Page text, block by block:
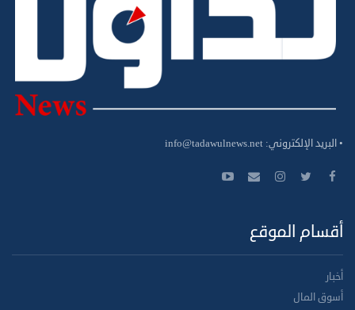
• البريد الإلكتروني: info@tadawulnews.net
أقسام الموقع
أخبار
أسوق المال